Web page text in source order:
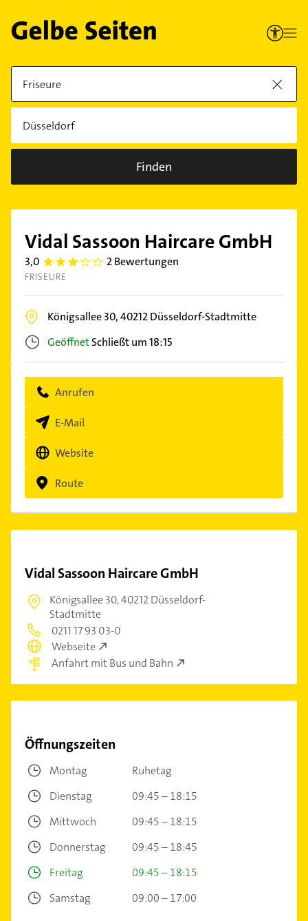
Finden
Vidal Sassoon Haircare GmbH
3,0 3.0 2 Bewertungen
FRISEURE
Königsallee 30,40212Düsseldorf-Stadtmitte
GeöffnetSchließt um 18:15
Anrufen
E-Mail
Website
Route
Vidal Sassoon Haircare GmbH
Königsallee 30,40212 Düsseldorf-
Stadtmitte
0211 17 93 03-0
Webseite
Anfahrt mit Bus und Bahn
Öffnungszeiten
Montag
Ruhetag
Dienstag
09:45 – 18:15
Mittwoch
09:45 – 18:15
Donnerstag
09:45 – 18:45
Freitag
09:45 – 18:15
Samstag
09:00 – 17:00